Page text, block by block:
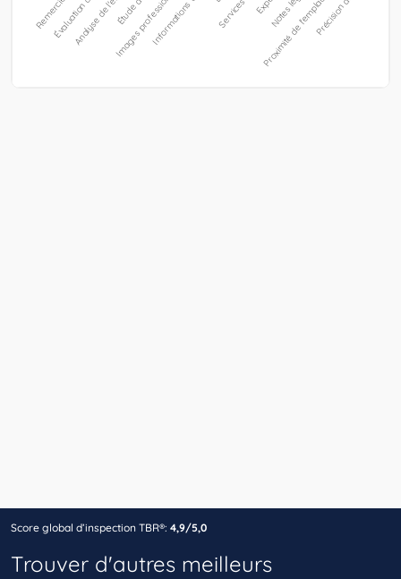
Score global d’inspection TBR®: 4,9/5,0
Trouver d'autres meilleurs